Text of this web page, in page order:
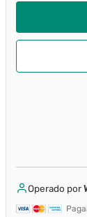
Operado por